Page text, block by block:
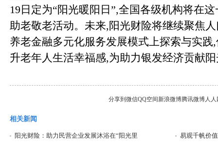
19日定为“阳光暖阳日”,全国各级机构将在
助老敬老活动。未来,阳光财险将继续聚焦
养老金融多元化服务发展模式上探索与实践
升老年人生活幸福感,为助力银发经济贡献
分享到 微信QQ空间新浪微博腾讯微博人人
相关新闻
阳光财险：助力民营企业发展沐浴在“阳光里
易观千帆价